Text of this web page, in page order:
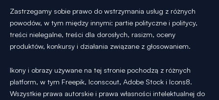
Zastrzegamy sobie prawo do wstrzymania usług z różnych
powodów, w tym między innymi: partie polityczne i politycy,
treści nielegalne, treści dla dorosłych, rasizm, oceny
produktów, konkursy i działania związane z głosowaniem.
Ikony i obrazy używane na tej stronie pochodzą z różnych
platform, w tym Freepik, Iconscout, Adobe Stock i Icons8.
Wszystkie prawa autorskie i prawa własności intelektualnej do